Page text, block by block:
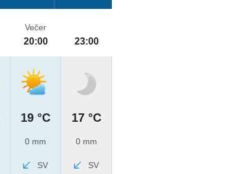
Večer
20:00
19 °C
0 mm
SV
23:00
17 °C
0 mm
SV